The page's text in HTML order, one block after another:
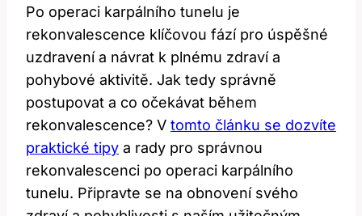
Po operaci karpálního tunelu je
rekonvalescence klíčovou fází pro úspěšné
uzdravení a návrat k plnému zdraví a
pohybové aktivitě. Jak tedy správně
postupovat a co očekávat během
rekonvalescence? V tomto článku se dozvíte
praktické tipy a rady pro správnou
rekonvalescenci po operaci karpálního
tunelu. Připravte se na obnovení svého